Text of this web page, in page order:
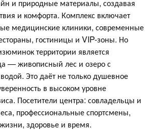
и природные материалы, создавая
и комфорта. Комплекс включает
медицинские клиники, современные
гостиницы и VIP-зоны. Но
территории является
— живописный лес и озеро с
Это даёт не только душевное
в высоком уровне
Посетители центра: совладельцы и
профессиональные спортсмены,
здоровье и время.